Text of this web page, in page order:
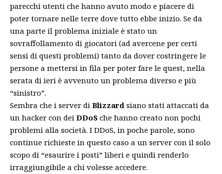
parecchi utenti che hanno avuto modo e piacere di
poter tornare nelle terre dove tutto ebbe inizio. Se da
una parte il problema iniziale è stato un
sovraffollamento di giocatori (ad avercene per certi
sensi di questi problemi) tanto da dover costringere le
persone a mettersi in fila per poter fare le quest, nella
serata di ieri è avvenuto un problema diverso e più
“sinistro”.
Sembra che i server di Blizzard siano stati attaccati da
un hacker con dei DDoS che hanno creato non pochi
problemi alla società. I DDoS, in poche parole, sono
continue richieste in questo caso a un server con il solo
scopo di “esaurire i posti” liberi e quindi renderlo
irraggiungibile a chi volesse accedere.